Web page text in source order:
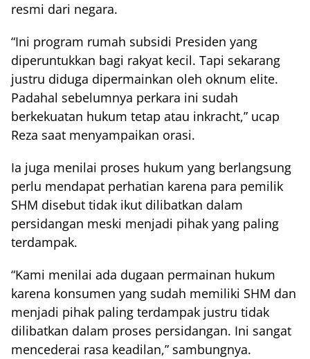
resmi dari negara.
“Ini program rumah subsidi Presiden yang
diperuntukkan bagi rakyat kecil. Tapi sekarang
justru diduga dipermainkan oleh oknum elite.
Padahal sebelumnya perkara ini sudah
berkekuatan hukum tetap atau inkracht,” ucap
Reza saat menyampaikan orasi.
Ia juga menilai proses hukum yang berlangsung
perlu mendapat perhatian karena para pemilik
SHM disebut tidak ikut dilibatkan dalam
persidangan meski menjadi pihak yang paling
terdampak.
“Kami menilai ada dugaan permainan hukum
karena konsumen yang sudah memiliki SHM dan
menjadi pihak paling terdampak justru tidak
dilibatkan dalam proses persidangan. Ini sangat
mencederai rasa keadilan,” sambungnya.